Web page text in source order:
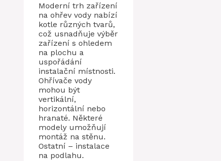
Moderní trh zařízení
na ohřev vody nabízí
kotle různých tvarů,
což usnadňuje výběr
zařízení s ohledem
na plochu a
uspořádání
instalační místnosti.
Ohřívače vody
mohou být
vertikální,
horizontální nebo
hranaté. Některé
modely umožňují
montáž na stěnu.
Ostatní – instalace
na podlahu.